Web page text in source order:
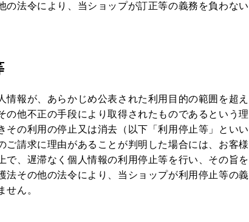
の法令により、当ショップが訂正等の義務を負わない
報が、あらかじめ公表された利用目的の範囲を超え
の他不正の手段により取得されたものであるという理
その利用の停止又は消去（以下「利用停止等」といい
ご請求に理由があることが判明した場合には、お客様
で、遅滞なく個人情報の利用停止等を行い、その旨を
法その他の法令により、当ショップが利用停止等の義
せん。